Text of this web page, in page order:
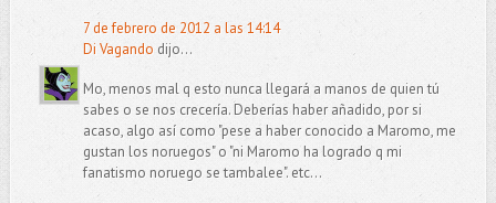
7 de febrero de 2012 a las 14:14
Di Vagando dijo...
Mo, menos mal q esto nunca llegará a manos de quien tú
sabes o se nos crecería. Deberías haber añadido, por si
acaso, algo así como "pese a haber conocido a Maromo, me
gustan los noruegos" o "ni Maromo ha logrado q mi
fanatismo noruego se tambalee". etc...